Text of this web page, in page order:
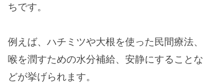
ちです。
例えば、ハチミツや大根を使った民間療法、
喉を潤すための水分補給、安静にすることな
どが挙げられます。